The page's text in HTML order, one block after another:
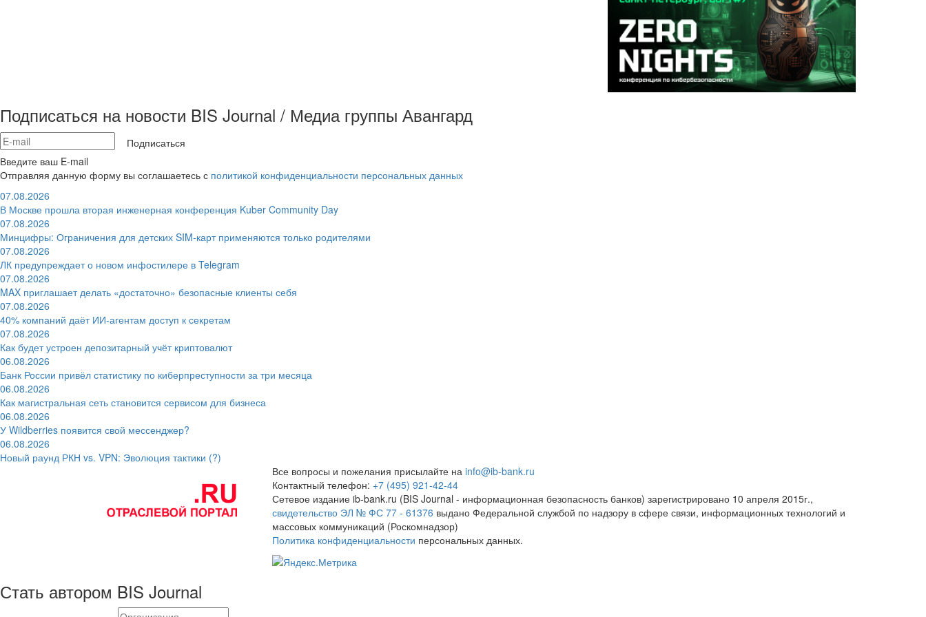
Подписаться на новости BIS Journal / Медиа группы Авангард
Подписаться
Введите ваш E-mail
Отправляя данную форму вы соглашаетесь с политикой конфиденциальности персональных данных
07.08.2026
В Москве прошла вторая инженерная конференция Kuber Community Day
07.08.2026
Минцифры: Ограничения для детских SIM-карт применяются только родителями
07.08.2026
ЛК предупреждает о новом инфостилере в Telegram
07.08.2026
MAX приглашает делать «достаточно» безопасные клиенты себя
07.08.2026
40% компаний даёт ИИ‑агентам доступ к секретам
07.08.2026
Как будет устроен депозитарный учёт криптовалют
06.08.2026
Банк России привёл статистику по киберпреступности за три месяца
06.08.2026
Как магистральная сеть становится сервисом для бизнеса
06.08.2026
У Wildberries появится свой мессенджер?
06.08.2026
Новый раунд РКН vs. VPN: Эволюция тактики (?)
Все вопросы и пожелания присылайте на info@ib-bank.ru
Контактный телефон: +7 (495) 921-42-44
Сетевое издание ib-bank.ru (BIS Journal - информационная безопасность банков) зарегистрировано 10 апреля 2015г.,
свидетельство ЭЛ № ФС 77 - 61376 выдано Федеральной службой по надзору в сфере связи, информационных технологий и
массовых коммуникаций (Роскомнадзор)
Политика конфиденциальности персональных данных.
Стать автором BIS Journal